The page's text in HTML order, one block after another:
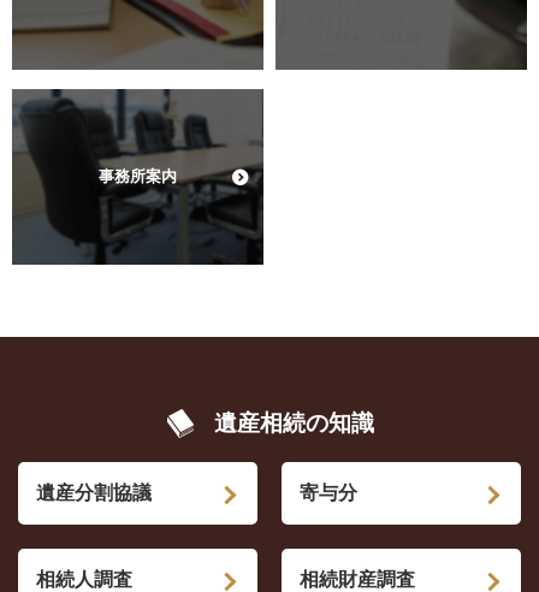
事務所案内
遺産相続の知識
遺産分割協議 寄与分
相続人調査 相続財産調査